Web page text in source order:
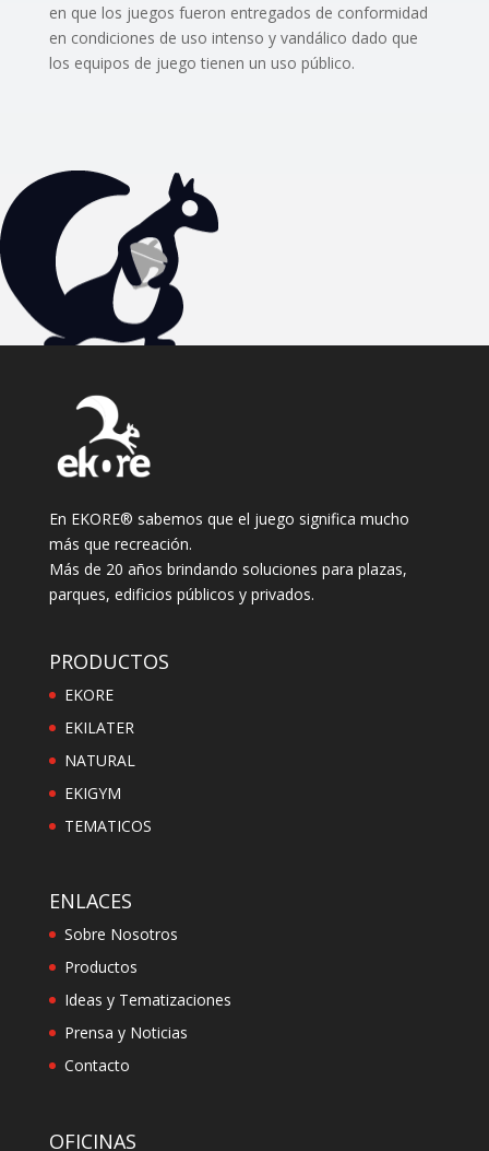
en que los juegos fueron entregados de conformidad
en condiciones de uso intenso y vandálico dado que
los equipos de juego tienen un uso público.
En EKORE® sabemos que el juego significa mucho
más que recreación.
Más de 20 años brindando soluciones para plazas,
parques, edificios públicos y privados.
PRODUCTOS
EKORE
EKILATER
NATURAL
EKIGYM
TEMATICOS
ENLACES
Sobre Nosotros
Productos
Ideas y Tematizaciones
Prensa y Noticias
Contacto
OFICINAS